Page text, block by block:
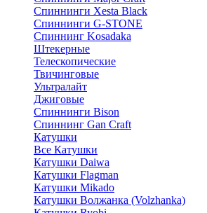
Спиннинги Xesta Black
Спиннинги G-STONE
Спиннинг Kosadaka
Штекерные
Телескопические
Твичинговые
Ультралайт
Джиговые
Спиннинги Bison
Спиннинг Gan Craft
Катушки
Все Катушки
Катушки Daiwa
Катушки Flagman
Катушки Mikado
Катушки Волжанка (Volzhanka)